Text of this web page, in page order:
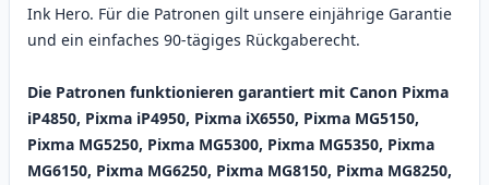
Ink Hero. Für die Patronen gilt unsere einjährige Garantie
und ein einfaches 90-tägiges Rückgaberecht.
Die Patronen funktionieren garantiert mit Canon Pixma
iP4850, Pixma iP4950, Pixma iX6550, Pixma MG5150,
Pixma MG5250, Pixma MG5300, Pixma MG5350, Pixma
MG6150, Pixma MG6250, Pixma MG8150, Pixma MG8250,